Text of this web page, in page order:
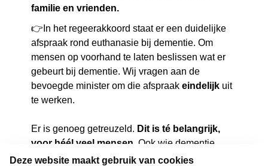
Deze website maakt gebruik van cookies
familie en vrienden.
👉In het regeerakkoord staat er een duidelijke
afspraak rond euthanasie bij dementie. Om
mensen op voorhand te laten beslissen wat er
gebeurt bij dementie. Wij vragen aan de
bevoegde minister om die afspraak eindelijk uit
te werken.
Er is genoeg getreuzeld. Dit is té belangrijk,
voor héél veel mensen Ook wie dementie
heeft, heeft altijd recht op een waardig